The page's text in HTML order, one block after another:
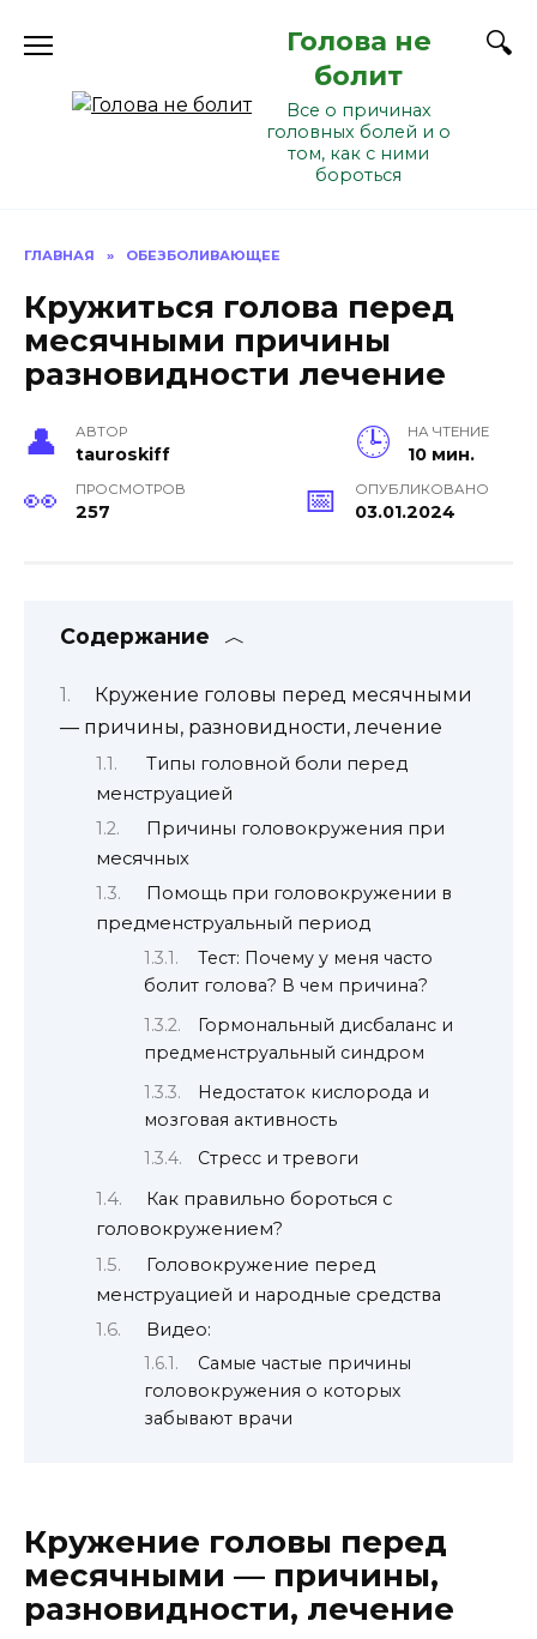
Голова не
болит
Все о причинах
головных болей и о
том, как с ними
бороться
ГЛАВНАЯ » ОБЕЗБОЛИВАЮЩЕЕ
Кружиться голова перед
месячными причины
разновидности лечение
АВТОР
tauroskiff
НА ЧТЕНИЕ
10 мин.
ПРОСМОТРОВ
257
ОПУБЛИКОВАНО
03.01.2024
Содержание
Кружение головы перед месячными
— причины, разновидности, лечение
Типы головной боли перед
менструацией
Причины головокружения при
месячных
Помощь при головокружении в
предменструальный период
Тест: Почему у меня часто
болит голова? В чем причина?
Гормональный дисбаланс и
предменструальный синдром
Недостаток кислорода и
мозговая активность
Стресс и тревоги
Как правильно бороться с
головокружением?
Головокружение перед
менструацией и народные средства
Видео:
Самые частые причины
головокружения о которых
забывают врачи
Кружение головы перед
месячными — причины,
разновидности, лечение